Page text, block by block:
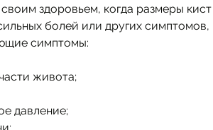
здоровьем, когда размеры
болей или других симптомов,
симптомы:
живота;
давление;